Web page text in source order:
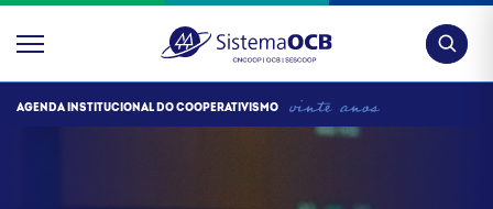
AGENDA INSTITUCIONAL DO COOPERATIVISMO